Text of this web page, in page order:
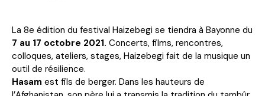
La 8e édition du festival Haizebegi se tiendra à Bayonne du
7 au 17 octobre 2021. Concerts, films, rencontres,
colloques, ateliers, stages, Haizebegi fait de la musique un
outil de résilience.
Hasam est fils de berger. Dans les hauteurs de